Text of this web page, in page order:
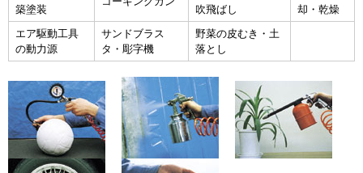
築塗装
吹飛ばし
却・乾燥
エア駆動工具
の動力源
サンドブラス
タ・彫字機
野菜の皮むき・土
落とし